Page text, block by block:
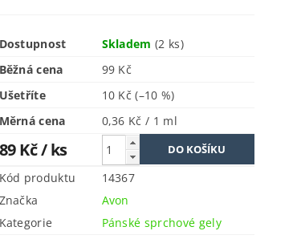
Dostupnost Skladem(2 ks)
Běžná cena
99 Kč
Ušetříte
10 Kč(–10 %)
Měrná cena
0,36 Kč / 1 ml
89 Kč/ ks
Kód produktu
14367
Značka
Avon
Kategorie
Pánské sprchové gely